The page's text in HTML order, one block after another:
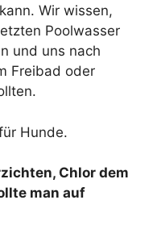
Wir wissen,
Poolwasser
und uns nach
Freibad oder
Hunde.
Chlor dem
man auf